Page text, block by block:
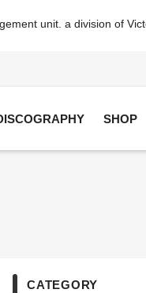
SHOP
unit. a division of
CATEGORY